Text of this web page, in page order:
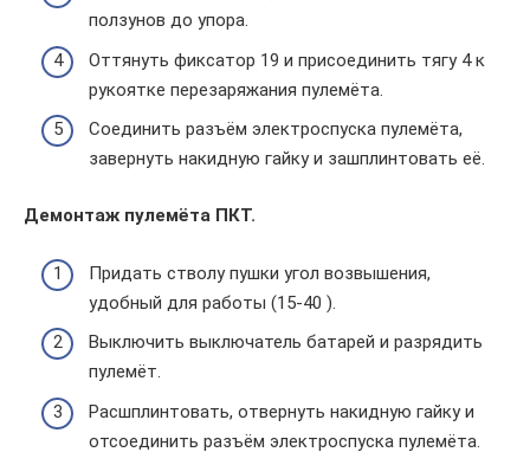
ползунов до упора.
Оттянуть фиксатор 19 и присоединить тягу 4 к
рукоятке перезаряжания пулемёта.
Соединить разъём электроспуска пулемёта,
завернуть накидную гайку и зашплинтовать её.
Демонтаж пулемёта ПКТ.
Придать стволу пушки угол возвышения,
удобный для работы (15-40 ).
Выключить выключатель батарей и разрядить
пулемёт.
Расшплинтовать, отвернуть накидную гайку и
отсоединить разъём электроспуска пулемёта.